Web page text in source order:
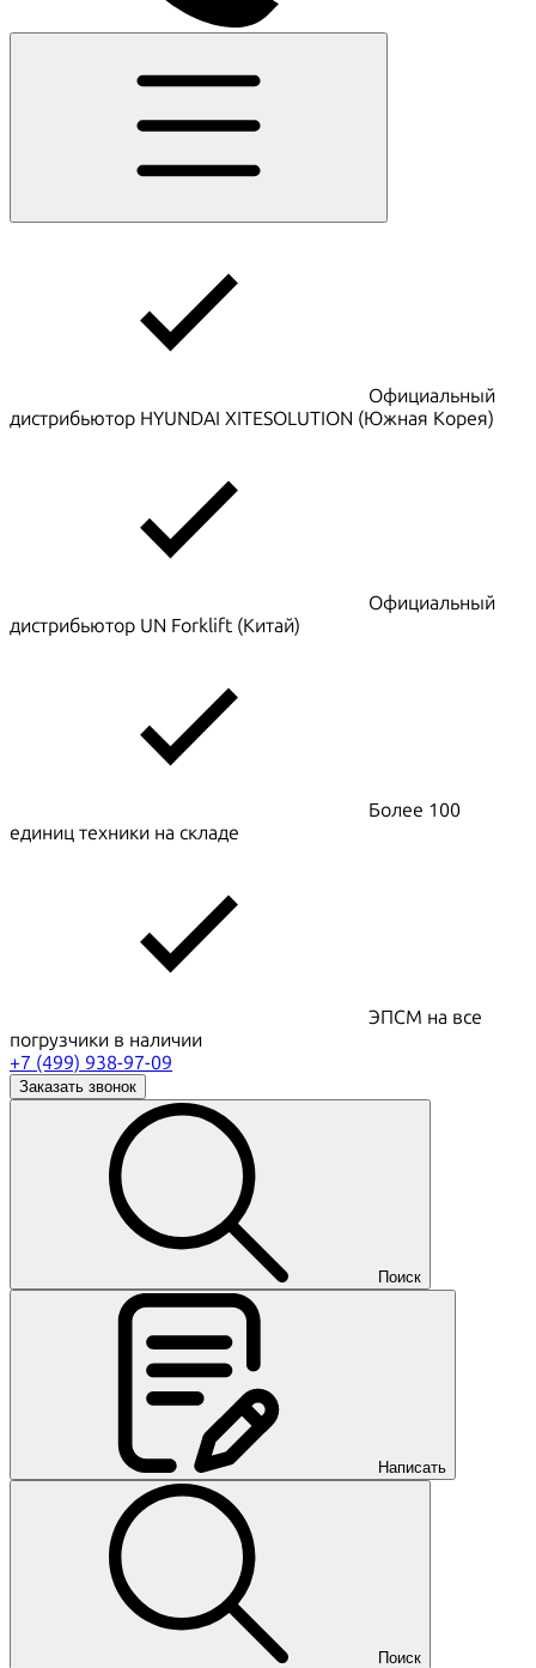
Официальный
дистрибьютор HYUNDAI XITESOLUTION (Южная Корея)
Официальный
дистрибьютор UN Forklift (Китай)
Более 100
единиц техники на складе
ЭПСМ на все
погрузчики в наличии
+7 (499) 938-97-09
Заказать звонок
Поиск
Написать
Поиск